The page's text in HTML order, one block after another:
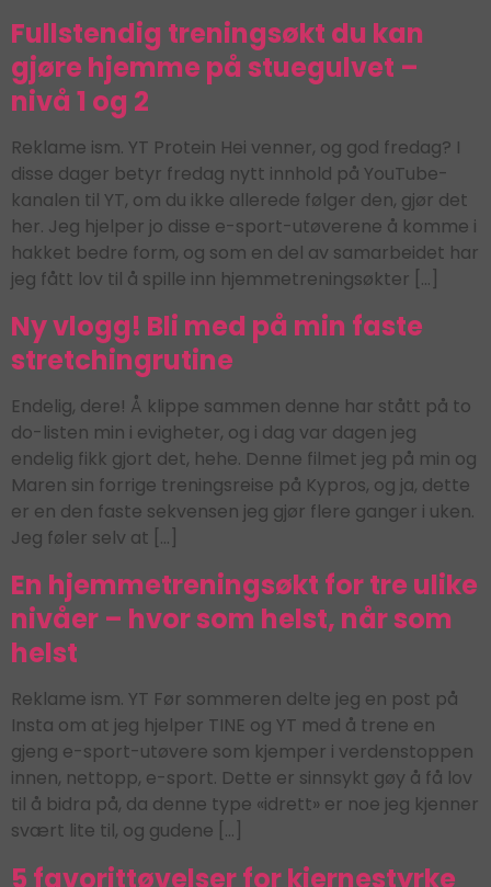
Fullstendig treningsøkt du kan
gjøre hjemme på stuegulvet –
nivå 1 og 2
Reklame ism. YT Protein Hei venner, og god fredag? I
disse dager betyr fredag nytt innhold på YouTube-
kanalen til YT, om du ikke allerede følger den, gjør det
her. Jeg hjelper jo disse e-sport-utøverene å komme i
hakket bedre form, og som en del av samarbeidet har
jeg fått lov til å spille inn hjemmetreningsøkter […]
Ny vlogg! Bli med på min faste
stretchingrutine
Endelig, dere! Å klippe sammen denne har stått på to
do-listen min i evigheter, og i dag var dagen jeg
endelig fikk gjort det, hehe. Denne filmet jeg på min og
Maren sin forrige treningsreise på Kypros, og ja, dette
er en den faste sekvensen jeg gjør flere ganger i uken.
Jeg føler selv at […]
En hjemmetreningsøkt for tre ulike
nivåer – hvor som helst, når som
helst
Reklame ism. YT Før sommeren delte jeg en post på
Insta om at jeg hjelper TINE og YT med å trene en
gjeng e-sport-utøvere som kjemper i verdenstoppen
innen, nettopp, e-sport. Dette er sinnsykt gøy å få lov
til å bidra på, da denne type «idrett» er noe jeg kjenner
svært lite til, og gudene […]
5 favorittøvelser for kjernestyrke